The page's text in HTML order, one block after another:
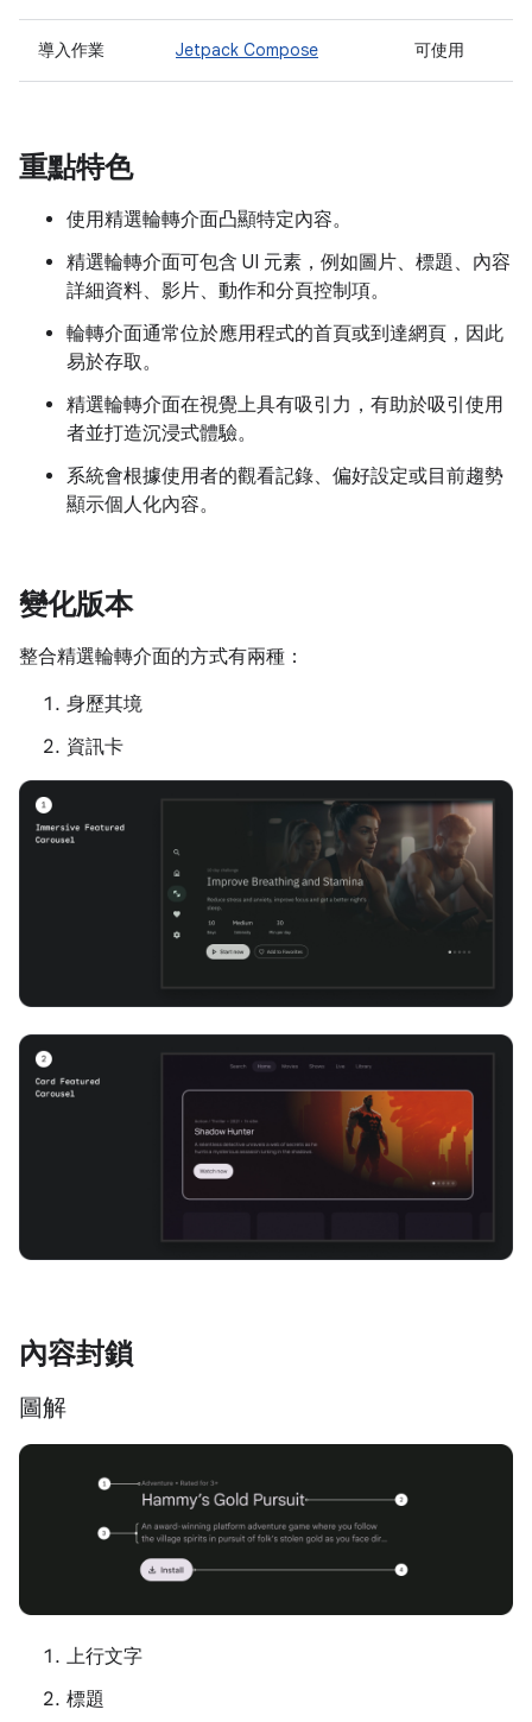
導入作業 Jetpack Compose 可使用
重點特色
使用精選輪轉介面凸顯特定內容。
精選輪轉介面可包含 UI 元素，例如圖片、標題、內容
詳細資料、影片、動作和分頁控制項。
輪轉介面通常位於應用程式的首頁或到達網頁，因此
易於存取。
精選輪轉介面在視覺上具有吸引力，有助於吸引使用
者並打造沉浸式體驗。
系統會根據使用者的觀看記錄、偏好設定或目前趨勢
顯示個人化內容。
變化版本
整合精選輪轉介面的方式有兩種：
身歷其境
資訊卡
內容封鎖
圖解
上行文字
標題